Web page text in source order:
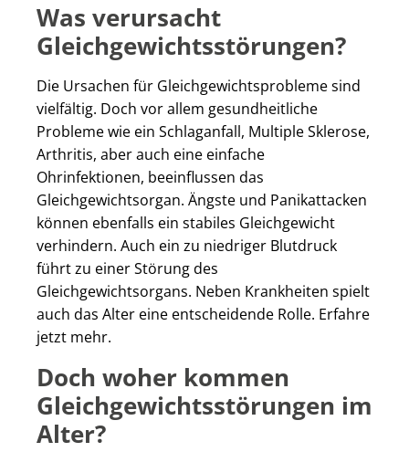
Was verursacht
Gleichgewichtsstörungen?
Die Ursachen für Gleichgewichtsprobleme sind
vielfältig. Doch vor allem gesundheitliche
Probleme wie ein Schlaganfall, Multiple Sklerose,
Arthritis, aber auch eine einfache
Ohrinfektionen, beeinflussen das
Gleichgewichtsorgan. Ängste und Panikattacken
können ebenfalls ein stabiles Gleichgewicht
verhindern. Auch ein zu niedriger Blutdruck
führt zu einer Störung des
Gleichgewichtsorgans. Neben Krankheiten spielt
auch das Alter eine entscheidende Rolle. Erfahre
jetzt mehr.
Doch woher kommen
Gleichgewichtsstörungen im
Alter?